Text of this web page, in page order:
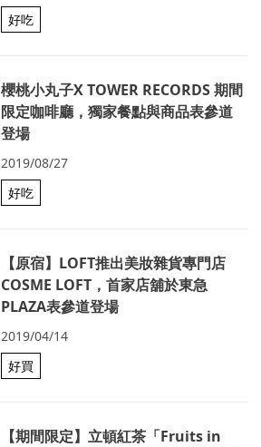
好吃
櫻桃小丸子X TOWER RECORDS 期間
限定咖啡廳，獨家餐點與商品表參道
登場
2019/08/27
好吃
【原宿】LOFT推出美妝雜貨專門店
COSME LOFT，首家店舖於東急
PLAZA表參道登場
2019/04/14
好買
【期間限定】立頓紅茶「Fruits in